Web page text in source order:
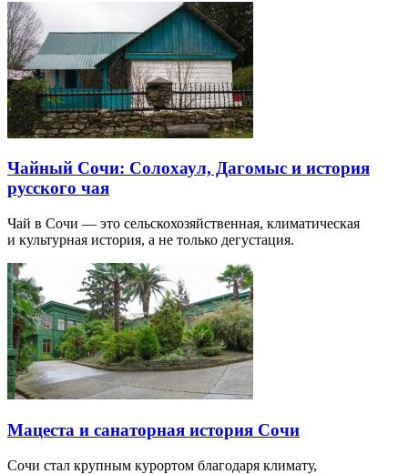
Чайный Сочи: Солохаул, Дагомыс и история
русского чая
Чай в Сочи — это сельскохозяйственная, климатическая
и культурная история, а не только дегустация.
Мацеста и санаторная история Сочи
Сочи стал крупным курортом благодаря климату,